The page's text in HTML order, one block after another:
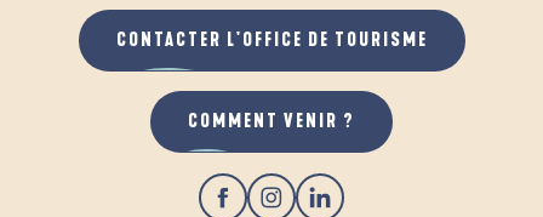
CONTACTER L'OFFICE DE TOURISME
COMMENT VENIR ?